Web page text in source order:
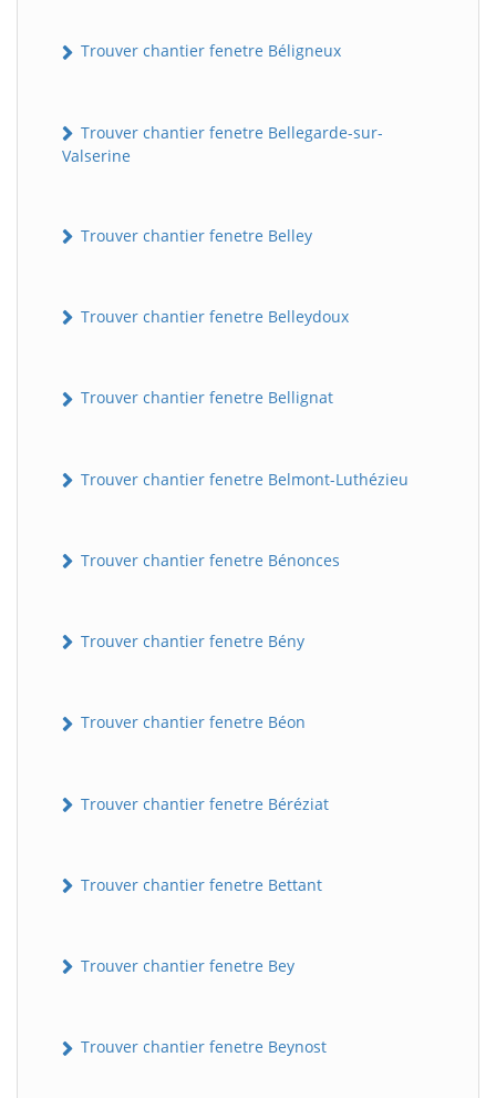
Trouver chantier fenetre Béligneux
Trouver chantier fenetre Bellegarde-sur-
Valserine
Trouver chantier fenetre Belley
Trouver chantier fenetre Belleydoux
Trouver chantier fenetre Bellignat
Trouver chantier fenetre Belmont-Luthézieu
Trouver chantier fenetre Bénonces
Trouver chantier fenetre Bény
Trouver chantier fenetre Béon
Trouver chantier fenetre Béréziat
Trouver chantier fenetre Bettant
Trouver chantier fenetre Bey
Trouver chantier fenetre Beynost